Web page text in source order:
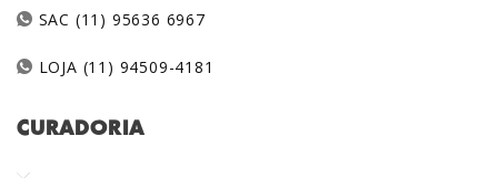
SAC (11) 95636 6967
LOJA (11) 94509-4181
CURADORIA